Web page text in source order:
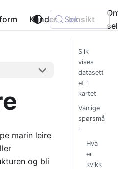
Kunder Innsikt
Søk
marin leire
og bli
Slik
vises
datasett
et i
kartet
Vanlige
spørsmå
l
Hva
er
kvikk